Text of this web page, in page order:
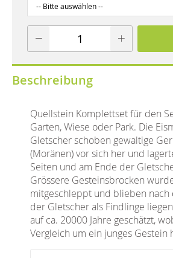
Beschreibung
Quellstein Komplettset für den
Garten, Wiese oder Park. Die
Gletscher schoben gewaltige
(Moränen) vor sich her und
Seiten und am Ende der
Grössere Gesteinsbrocken
mitgeschleppt und blieben nach
der Gletscher als Findlinge
auf ca. 20000 Jahre geschätzt,
Vergleich um ein junges Gestein